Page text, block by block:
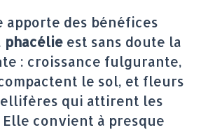
apporte des bénéfices
phacélie est sans doute la
: croissance fulgurante,
le sol, et fleurs
qui attirent les
convient à presque